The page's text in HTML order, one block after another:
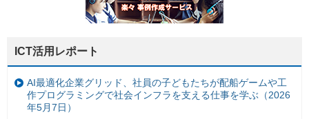
ICT活用レポート
AI最適化企業グリッド、社員の子どもたちが配船ゲームや工
作プログラミングで社会インフラを支える仕事を学ぶ（2026
年5月7日）